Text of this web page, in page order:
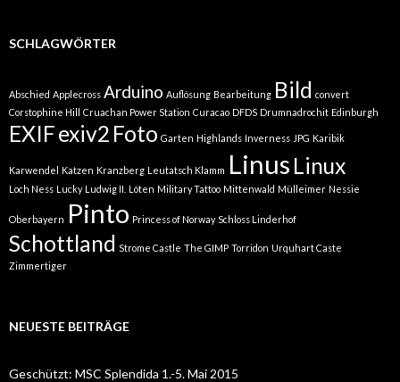
SCHLAGWÖRTER
Abschied Applecross Arduino Auflösung Bearbeitung Bild convert
Corstophine Hill Cruachan Power Station Curacao DFDS Drumnadrochit Edinburgh
EXIFexiv2 Foto Garten Highlands Inverness JPG Karibik
Karwendel Katzen Kranzberg Leutatsch Klamm Linus Linux
Loch Ness Lucky Ludwig II. Löten Military Tattoo Mittenwald Mülleimer Nessie
Oberbayern Pinto Princess of Norway Schloss Linderhof
Schottland Strome Castle The GIMP Torridon Urquhart Caste
Zimmertiger
NEUESTE BEITRÄGE
Geschützt: MSC Splendida 1.-5. Mai 2015